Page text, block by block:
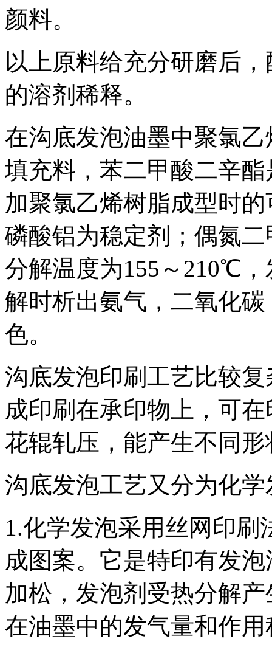
颜料。
以上原料给充分研磨后
的溶剂稀释。
在沟底发泡油墨中聚氯
填充料，苯二甲酸二辛
加聚氯乙烯树脂成型时
磷酸铝为稳定剂；偶氮
分解温度为155～210℃
解时析出氨气，二氧化
色。
沟底发泡印刷工艺比较
成印刷在承印物上，可
花辊轧压，能产生不同
沟底发泡工艺又分为化
1.化学发泡采用丝网印
成图案。它是特印有发
加松，发泡剂受热分解
在油墨中的发气量和作